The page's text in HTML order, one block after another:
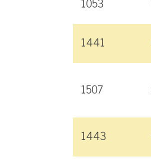
1441
1507
1443